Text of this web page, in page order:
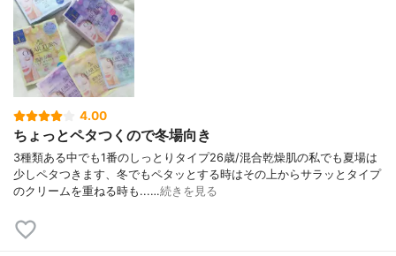
4.00
ちょっとペタつくので冬場向き
3種類ある中でも1番のしっとりタイプ26歳/混合乾燥肌の私でも夏場は
少しペタつきます、冬でもペタッとする時はその上からサラッとタイプ
のクリームを重ねる時も...…続きを見る